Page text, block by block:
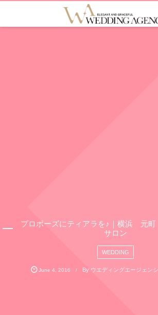
プロポーズにティアラを♪｜横浜 元
サロン
WEDDING
June 4 2016 By ウエディングエージェン